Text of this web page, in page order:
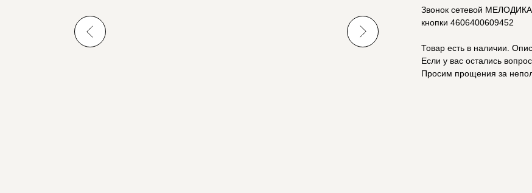
Звонок сетевой
кнопки 4606400609452
Товар есть в наличии.
Если у вас остались
Просим прощения за